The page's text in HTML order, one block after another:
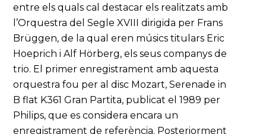
entre els quals cal destacar els realitzats amb
l’Orquestra del Segle XVIII dirigida per Frans
Brüggen, de la qual eren músics titulars Eric
Hoeprich i Alf Hörberg, els seus companys de
trio. El primer enregistrament amb aquesta
orquestra fou per al disc Mozart, Serenade in
B flat K361 Gran Partita, publicat el 1989 per
Philips, que es considera encara un
enregistrament de referència. Posteriorment